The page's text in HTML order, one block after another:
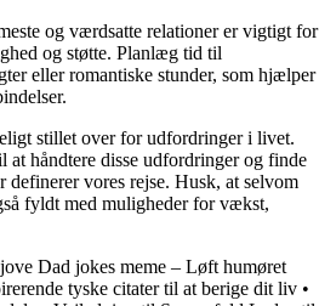
og værdsatte relationer er vigtigt for
og støtte. Planlæg tid til
eller romantiske stunder, som hjælper
stillet over for udfordringer i livet.
at håndtere disse udfordringer og finde
vores rejse. Husk, at selvom
fyldt med muligheder for vækst,
Dad jokes meme – Løft humøret
tyske citater til at berige dit liv •